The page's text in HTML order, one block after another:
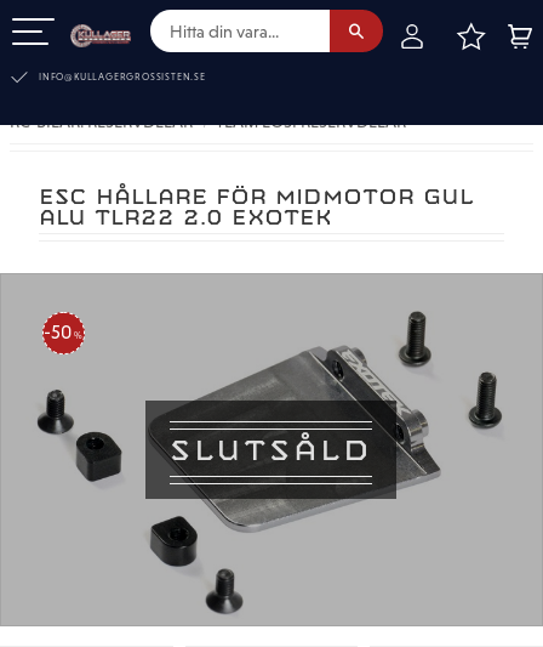
INFO@KULLAGERGROSSISTEN.SE
RC-BILAR. RESERVDELAR TEAM LOSI RESERVDELAR
ESC HÅLLARE FÖR MIDMOTOR GUL
ALU TLR22 2.0 EXOTEK
SLUTSÅLD
50 %